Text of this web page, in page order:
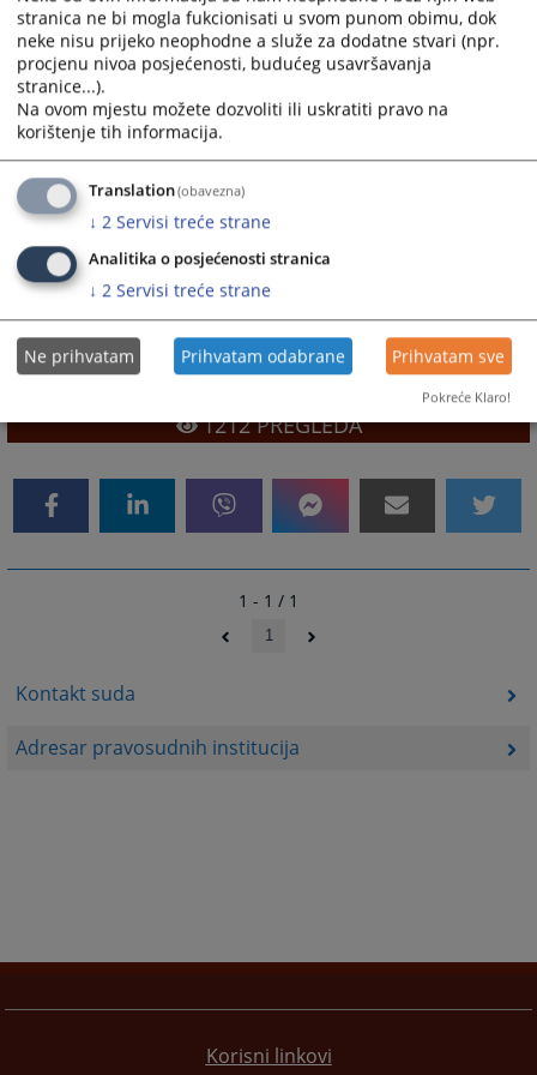
Kontakt suda
Adresar pravosudnih institucija
Osnovni sud u Trebinju
Osnovni sud u Višegradu
Osnovni sud u Vlasenici
Osnovni sud u Zvorniku
Viši privredni sud Banja Luka
Okružni privredni sud u Banja Luci
Okružni privredni sud u Doboju
Okružni privredni sud u Istočnom Sarajevu
Okružni privredni sud u Trebinju
1212PREGLEDA
1 - 1 / 1
1
Korisni linkovi
stranica ne bi mogla fukcionisati u svom punom obimu, dok
neke nisu prijeko neophodne a služe za dodatne stvari (npr.
procjenu nivoa posjećenosti, budućeg usavršavanja
stranice...).
Na ovom mjestu možete dozvoliti ili uskratiti pravo na
korištenje tih informacija.
Translation(obavezna)
↓ 2 Servisi treće strane
Analitika o posjećenosti stranica
↓ 2 Servisi treće strane
Ne prihvatam Prihvatam odabrane Prihvatam sve
Pokreće Klaro!